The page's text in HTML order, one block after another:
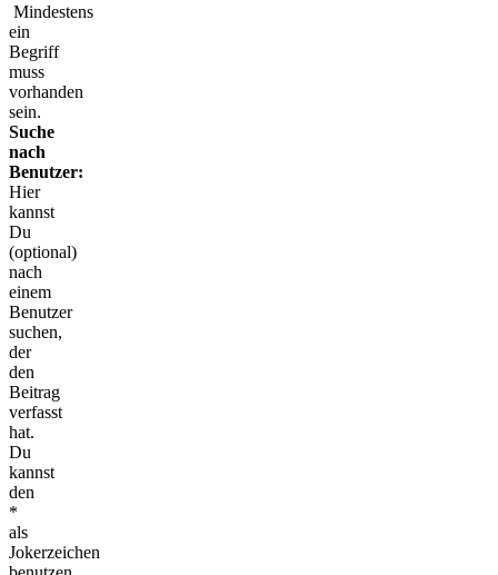
Mindestens
ein
Begriff
muss
vorhanden
sein.
Suche
nach
Benutzer:
Hier
kannst
Du
(optional)
nach
einem
Benutzer
suchen,
der
den
Beitrag
verfasst
hat.
Du
kannst
den
*
als
Jokerzeichen